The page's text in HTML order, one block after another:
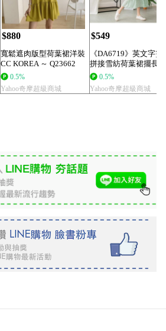
$880
寬鬆遮肉版型荷葉裙洋裝
CC KOREA ～ Q23662
0.5%
Yahoo奇摩超級商城
$549
《DA6719》英文字燙
拼接雪紡荷葉裙擺長
Orang...
0.5%
Yahoo奇摩超級商城